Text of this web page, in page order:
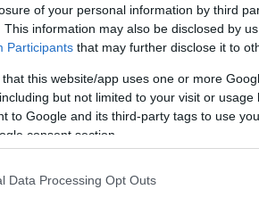
of your personal information by third
This information may also be disclosed by
Participants that may further disclose it to
that this website/app uses one or more
but not limited to your visit or
to Google and its third-party tags to use
consent section.
Data Processing Opt Outs